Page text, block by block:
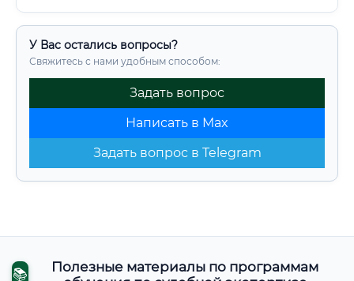
У Вас остались вопросы?
Свяжитесь с нами удобным способом:
Задать вопрос
Написать в Max
Задать вопрос в Telegram
📚
Полезные материалы по программам